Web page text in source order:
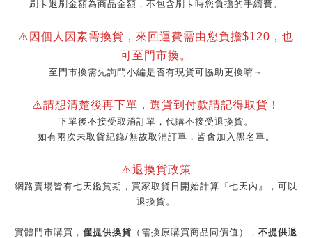
刷卡退刷金額為商品金額，不包含刷卡時您負擔的手續費。
⚠️因個人因素需換貨，來回運費需由您負擔$120，也
可至門市換。
至門市換需先詢問小編是否有現貨可協助更換唷～
⚠️請想清楚後再下單，選貨到付款請記得取貨！
下單後不接受取消訂單，代購不接受退換貨。
如有兩次未取貨紀錄/無故取消訂單，皆會加入黑名單。
⚠️退換貨政策
網路賣場皆有七天鑑賞期，買家取貨日開始計算『七天內』，可以
退換貨。
實體門市購買， 僅提供換貨 （需換原購買商品同價值）， 不提供退